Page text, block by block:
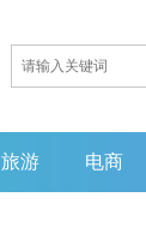
旅游 电商